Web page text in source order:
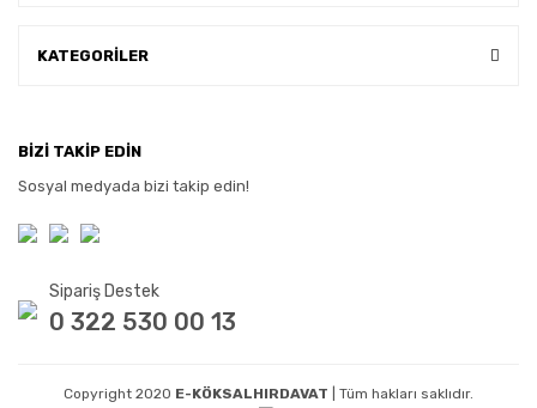
KATEGORİLER
BİZİ TAKİP EDİN
Sosyal medyada bizi takip edin!
Sipariş Destek
0 322 530 00 13
Copyright 2020 E-KÖKSALHIRDAVAT | Tüm hakları saklıdır.